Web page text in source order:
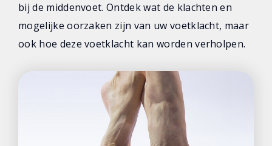
bij de middenvoet. Ontdek wat de klachten en
mogelijke oorzaken zijn van uw voetklacht, maar
ook hoe deze voetklacht kan worden verholpen.